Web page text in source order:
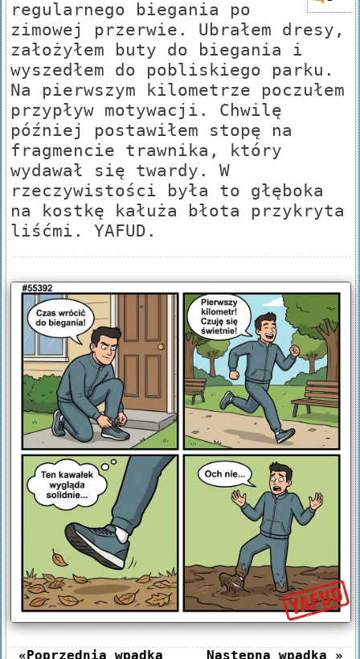
regularnego biegania po
zimowej przerwie. Ubrałem dresy,
założyłem buty do biegania i
wyszedłem do pobliskiego parku.
Na pierwszym kilometrze poczułem
przypływ motywacji. Chwilę
później postawiłem stopę na
fragmencie trawnika, który
wydawał się twardy. W
rzeczywistości była to głęboka
na kostkę kałuża błota przykryta
liśćmi. YAFUD.
«Poprzednia wpadka Następna wpadka »